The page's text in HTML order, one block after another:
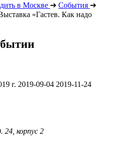
в Москве ➔ События ➔
«Гастев. Как надо
г. 2019-09-04 2019-11-24
24, корпус 2